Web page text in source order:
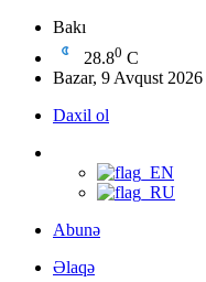
Bakı
28.80 C
Bazar, 9 Avqust 2026
Daxil ol
Abunə
Əlaqə